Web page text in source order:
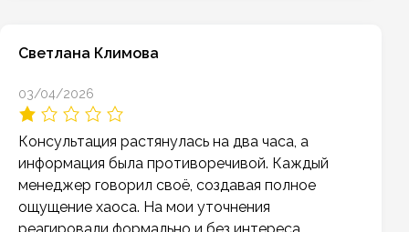
Светлана Климова
03/04/2026
Консультация растянулась на два часа, а
информация была противоречивой. Каждый
менеджер говорил своё, создавая полное
ощущение хаоса. На мои уточнения
реагировали формально и без интереса.